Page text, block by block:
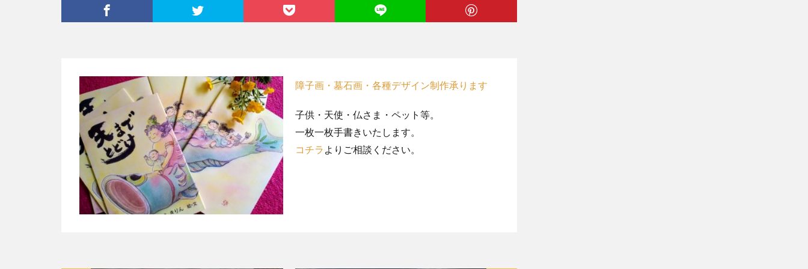
障子画・墓石画・各種デザイン制作承ります
子供・天使・仏さま・ペット等。
一枚一枚手書きいたします。
コチラ よりご相談ください。